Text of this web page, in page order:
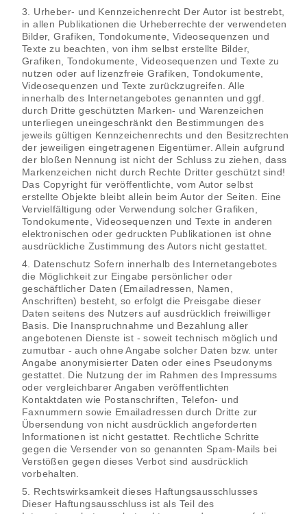
3. Urheber- und Kennzeichenrecht Der Autor ist bestrebt,
in allen Publikationen die Urheberrechte der verwendeten
Bilder, Grafiken, Tondokumente, Videosequenzen und
Texte zu beachten, von ihm selbst erstellte Bilder,
Grafiken, Tondokumente, Videosequenzen und Texte zu
nutzen oder auf lizenzfreie Grafiken, Tondokumente,
Videosequenzen und Texte zurückzugreifen. Alle
innerhalb des Internetangebotes genannten und ggf.
durch Dritte geschützten Marken- und Warenzeichen
unterliegen uneingeschränkt den Bestimmungen des
jeweils gültigen Kennzeichenrechts und den Besitzrechten
der jeweiligen eingetragenen Eigentümer. Allein aufgrund
der bloßen Nennung ist nicht der Schluss zu ziehen, dass
Markenzeichen nicht durch Rechte Dritter geschützt sind!
Das Copyright für veröffentlichte, vom Autor selbst
erstellte Objekte bleibt allein beim Autor der Seiten. Eine
Vervielfältigung oder Verwendung solcher Grafiken,
Tondokumente, Videosequenzen und Texte in anderen
elektronischen oder gedruckten Publikationen ist ohne
ausdrückliche Zustimmung des Autors nicht gestattet.
4. Datenschutz Sofern innerhalb des Internetangebotes
die Möglichkeit zur Eingabe persönlicher oder
geschäftlicher Daten (Emailadressen, Namen,
Anschriften) besteht, so erfolgt die Preisgabe dieser
Daten seitens des Nutzers auf ausdrücklich freiwilliger
Basis. Die Inanspruchnahme und Bezahlung aller
angebotenen Dienste ist - soweit technisch möglich und
zumutbar - auch ohne Angabe solcher Daten bzw. unter
Angabe anonymisierter Daten oder eines Pseudonyms
gestattet. Die Nutzung der im Rahmen des Impressums
oder vergleichbarer Angaben veröffentlichten
Kontaktdaten wie Postanschriften, Telefon- und
Faxnummern sowie Emailadressen durch Dritte zur
Übersendung von nicht ausdrücklich angeforderten
Informationen ist nicht gestattet. Rechtliche Schritte
gegen die Versender von so genannten Spam-Mails bei
Verstößen gegen dieses Verbot sind ausdrücklich
vorbehalten.
5. Rechtswirksamkeit dieses Haftungsausschlusses
Dieser Haftungsausschluss ist als Teil des